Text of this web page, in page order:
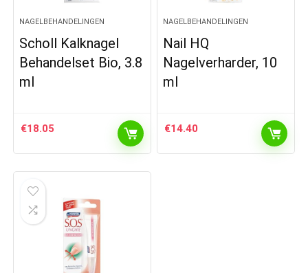
NAGELBEHANDELINGEN
Scholl Kalknagel
Behandelset Bio, 3.8
ml
€18.05
NAGELBEHANDELINGEN
Nail HQ
Nagelverharder, 10
ml
€14.40